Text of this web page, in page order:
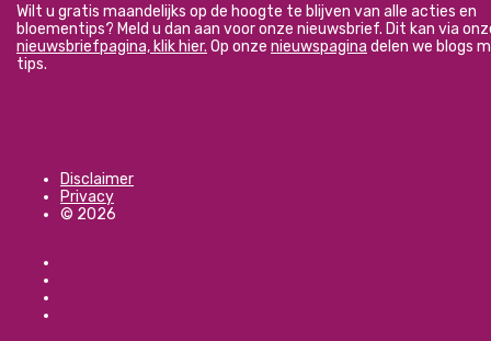
Wilt u gratis maandelijks op de hoogte te blijven van alle acties en
bloementips? Meld u dan aan voor onze nieuwsbrief. Dit kan via
nieuwsbriefpagina, klik hier. Op onze nieuwspagina delen we blogs
tips.
Disclaimer
Privacy
© 2026